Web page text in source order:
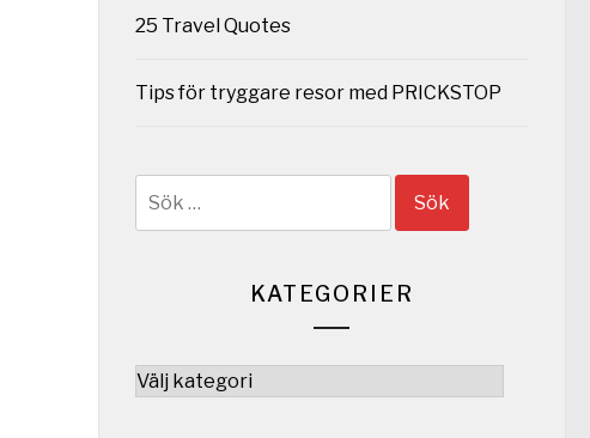
25 Travel Quotes
Tips för tryggare resor med PRICKSTOP
KATEGORIER
Kategorier